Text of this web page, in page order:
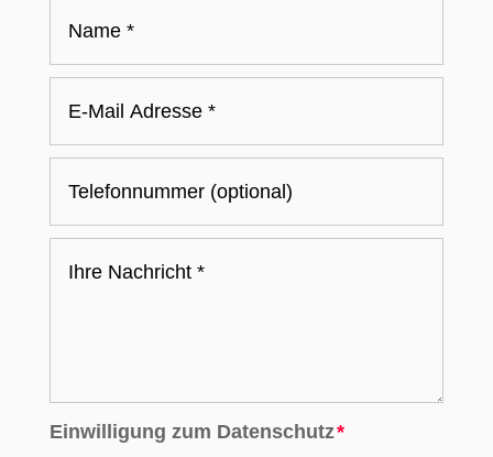
Einwilligung zum Datenschutz